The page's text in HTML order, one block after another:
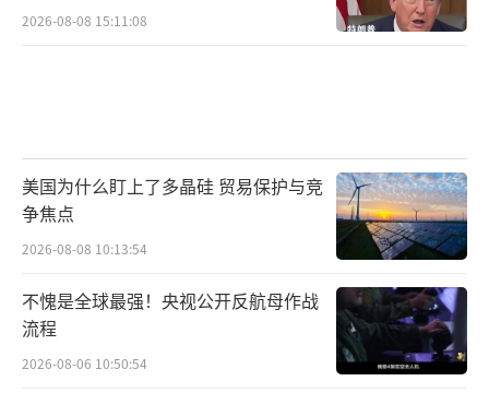
2026-08-08 15:11:08
美国为什么盯上了多晶硅 贸易保护与竞
争焦点
2026-08-08 10:13:54
不愧是全球最强！央视公开反航母作战
流程
2026-08-06 10:50:54